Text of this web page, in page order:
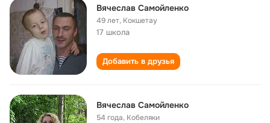
Вячеслав Самойленко
49 лет, Кокшетау
17 школа
Добавить в друзья
Вячеслав Самойленко
54 года, Кобеляки